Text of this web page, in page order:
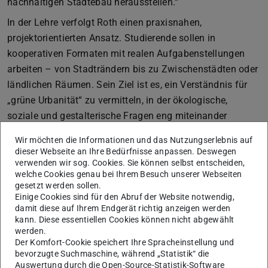
In der Lehre verfolgt Roth einen praxisnahen,
projektorientierten Ansatz. Studierende sollen in
kooperativen Formaten mit realen Aufgabenstellungen
arbeiten – von Stadträndern bis zu Zwischenstädten oder
ländlichen Räumen. Sein Ziel ist es, ein Verständnis für
„grüne Urbanität“ zu vermitteln, in der ökologische,
soziale und gestalterische Fragen eng miteinander
Forschungsschwerpunkte
Digitalisierung und neue Entwurfsinstrumente:
Entwicklung und Anwendung innovativer Analyse- und
kooperativer Entwurfswerkzeuge, etwa durch bildbasierte
3D-Modellierungs- und Visualisierungsprogramme sowie
Geoinformationssysteme (GIS) und Künstlicher
Wir möchten die Informationen und das Nutzungserlebnis auf
dieser Webseite an Ihre Bedürfnisse anpassen. Deswegen
verwenden wir sog. Cookies. Sie können selbst entscheiden,
welche Cookies genau bei Ihrem Besuch unserer Webseiten
gesetzt werden sollen.
Einige Cookies sind für den Abruf der Website notwendig,
damit diese auf Ihrem Endgerät richtig anzeigen werden
kann. Diese essentiellen Cookies können nicht abgewählt
werden.
Der Komfort-Cookie speichert Ihre Spracheinstellung und
bevorzugte Suchmaschine, während „Statistik“ die
Auswertung durch die Open-Source-Statistik-Software